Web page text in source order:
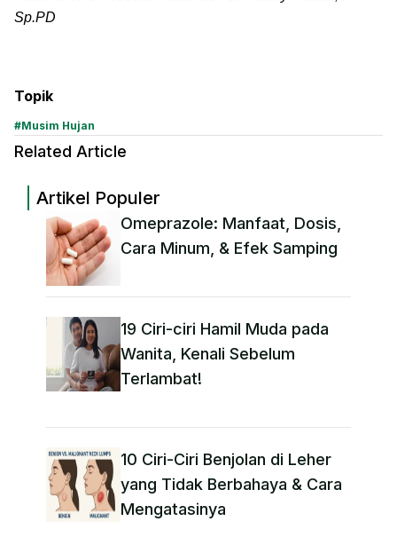
Sp.PD
Topik
#Musim Hujan
Related Article
Artikel Populer
Omeprazole: Manfaat, Dosis,
Cara Minum, & Efek Samping
19 Ciri-ciri Hamil Muda pada
Wanita, Kenali Sebelum
Terlambat!
10 Ciri-Ciri Benjolan di Leher
yang Tidak Berbahaya & Cara
Mengatasinya